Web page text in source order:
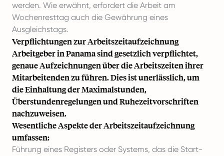
werden. Wie erwähnt, erfordert die Arbeit am
Wochenresttag auch die Gewährung eines
Ausgleichstags.
Verpflichtungen zur Arbeitszeitaufzeichnung
Arbeitgeber in Panama sind gesetzlich verpflichtet,
genaue Aufzeichnungen über die Arbeitszeiten ihrer
Mitarbeitenden zu führen. Dies ist unerlässlich, um
die Einhaltung der Maximalstunden,
Überstundenregelungen und Ruhezeitvorschriften
nachzuweisen.
Wesentliche Aspekte der Arbeitszeitaufzeichnung
umfassen:
Führung eines Registers oder Systems, das die Start-